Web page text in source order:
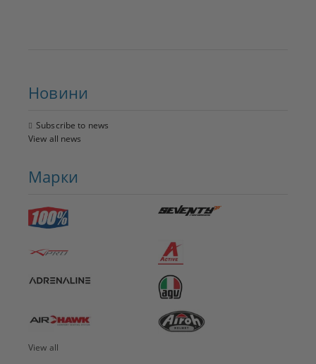
Новини
Subscribe to news
View all news
Марки
View all